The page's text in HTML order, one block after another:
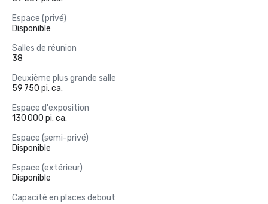
Espace (privé)
Disponible
Salles de réunion
38
Deuxième plus grande salle
59 750 pi. ca.
Espace d'exposition
130 000 pi. ca.
Espace (semi-privé)
Disponible
Espace (extérieur)
Disponible
Capacité en places debout